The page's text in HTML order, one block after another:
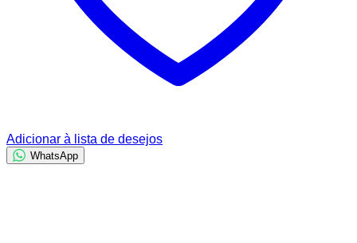
Adicionar à lista de desejos
WhatsApp